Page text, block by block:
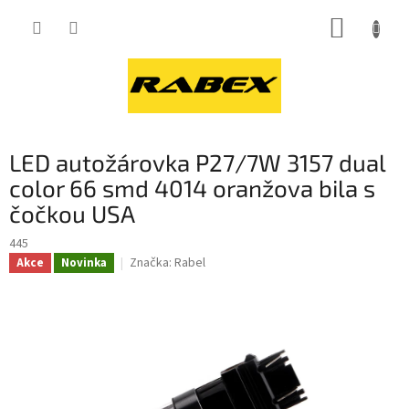
LED autožárovka P27/7W 3157 dual
color 66 smd 4014 oranžova bila s
čočkou USA
445
Akce Novinka Značka: Rabel